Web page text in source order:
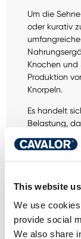
This website
We use
provide social
We also share
Um die
oder kurativ
Knochen
Produktion
Knorpeln.
Es handelt
Belastung,
Maßnahmen
wird das